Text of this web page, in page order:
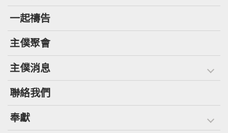
一起禱告
主僕聚會
主僕消息
聯絡我們
奉獻